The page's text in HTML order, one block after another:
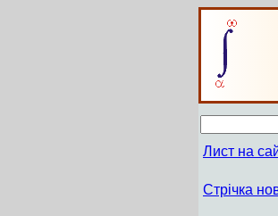
Лист на
Стрічка